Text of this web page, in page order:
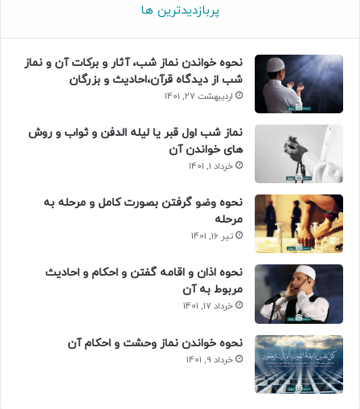
پربازدیدترین ها
نحوه خواندن نماز شب، آثار و برکات آن و نماز
شب از دیدگاه قرآن،احادیث و بزرگان
اردیبهشت 27, 1401
نماز شب اول قبر یا لیله الدفن و ثواب و روش
های خواندن آن
خرداد 1, 1401
نحوه وضو گرفتن بصورت کامل و مرحله به
مرحله
تیر 16, 1401
نحوه اذان و اقامه گفتن و احکام و احادیث
مربوط به آن
خرداد 17, 1401
نحوه خواندن نماز وحشت و احکام آن
خرداد 9, 1401